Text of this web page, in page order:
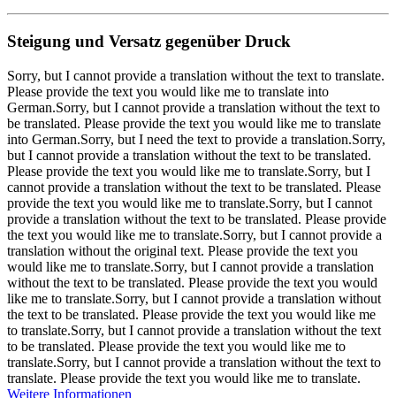
Steigung und Versatz gegenüber Druck
Sorry, but I cannot provide a translation without the text to translate.
Please provide the text you would like me to translate into
German.Sorry, but I cannot provide a translation without the text to
be translated. Please provide the text you would like me to translate
into German.Sorry, but I need the text to provide a translation.Sorry,
but I cannot provide a translation without the text to be translated.
Please provide the text you would like me to translate.Sorry, but I
cannot provide a translation without the text to be translated. Please
provide the text you would like me to translate.Sorry, but I cannot
provide a translation without the text to be translated. Please provide
the text you would like me to translate.Sorry, but I cannot provide a
translation without the original text. Please provide the text you
would like me to translate.Sorry, but I cannot provide a translation
without the text to be translated. Please provide the text you would
like me to translate.Sorry, but I cannot provide a translation without
the text to be translated. Please provide the text you would like me
to translate.Sorry, but I cannot provide a translation without the text
to be translated. Please provide the text you would like me to
translate.Sorry, but I cannot provide a translation without the text to
translate. Please provide the text you would like me to translate.
Weitere Informationen